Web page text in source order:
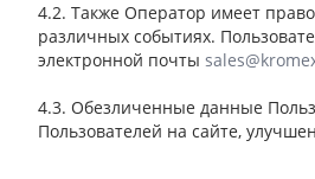
4.2. Также Оператор имеет
различных событиях.
электронной почты
4.3. Обезличенные данные
Пользователей на сайте,